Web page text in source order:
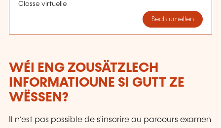
Classe virtuelle
Sech umellen
WÉI ENG ZOUSÄTZLECH
INFORMATIOUNE SI GUTT ZE
WËSSEN?
Il n’est pas possible de s'inscrire au parcours examen